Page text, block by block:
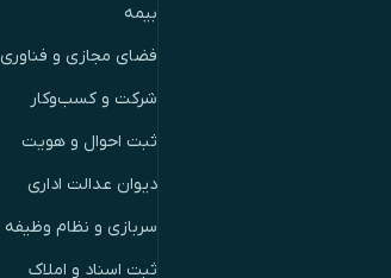
بیمه
فضای مجازی و فناوری
شرکت و کسب‌وکار
ثبت احوال و هویت
دیوان عدالت اداری
سربازی و نظام وظیفه
ثبت اسناد و املاک